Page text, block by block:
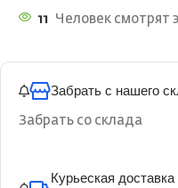
11 Человек смотрят
Забрать с нашего
Забрать со склада
Курьеская доставка